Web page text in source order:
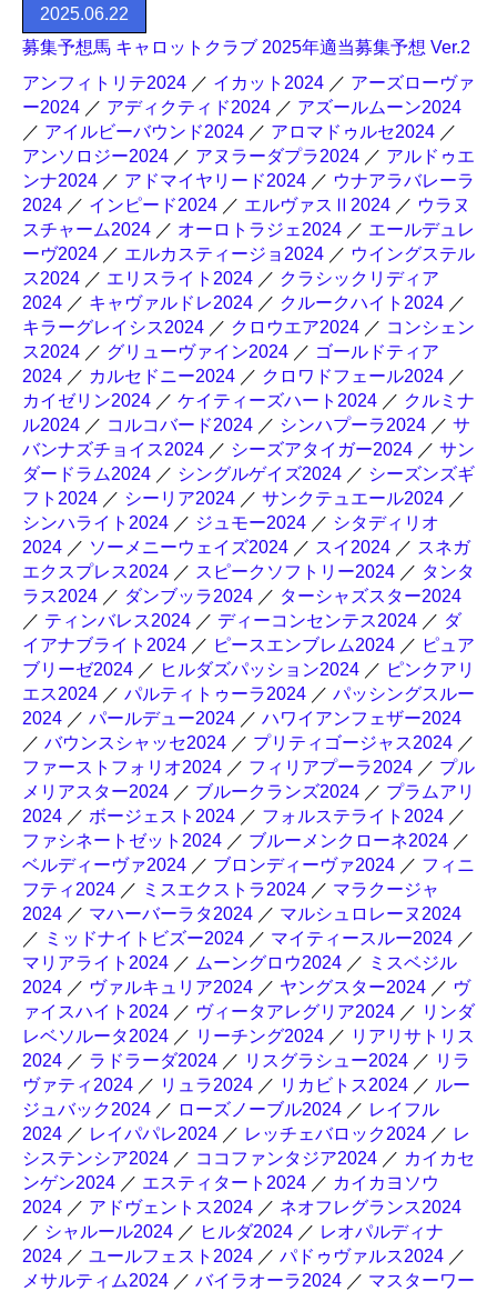
2025.06.22
募集予想馬 キャロットクラブ 2025年適当募集予想 Ver.2
アンフィトリテ2024 ／ イカット2024 ／ アーズローヴァ
ー2024 ／ アディクティド2024 ／ アズールムーン2024
／ アイルビーバウンド2024 ／ アロマドゥルセ2024 ／
アンソロジー2024 ／ アヌラーダプラ2024 ／ アルドゥエ
ンナ2024 ／ アドマイヤリード2024 ／ ウナアラバレーラ
2024 ／ インピード2024 ／ エルヴァスⅡ2024 ／ ウラヌ
スチャーム2024 ／ オーロトラジェ2024 ／ エールデュレ
ーヴ2024 ／ エルカスティージョ2024 ／ ウイングステル
ス2024 ／ エリスライト2024 ／ クラシックリディア
2024 ／ キャヴァルドレ2024 ／ クルークハイト2024 ／
キラーグレイシス2024 ／ クロウエア2024 ／ コンシェン
ス2024 ／ グリューヴァイン2024 ／ ゴールドティア
2024 ／ カルセドニー2024 ／ クロワドフェール2024 ／
カイゼリン2024 ／ ケイティーズハート2024 ／ クルミナ
ル2024 ／ コルコバード2024 ／ シンハプーラ2024 ／ サ
バンナズチョイス2024 ／ シーズアタイガー2024 ／ サン
ダードラム2024 ／ シングルゲイズ2024 ／ シーズンズギ
フト2024 ／ シーリア2024 ／ サンクテュエール2024 ／
シンハライト2024 ／ ジュモー2024 ／ シタディリオ
2024 ／ ソーメニーウェイズ2024 ／ スイ2024 ／ スネガ
エクスプレス2024 ／ スピークソフトリー2024 ／ タンタ
ラス2024 ／ ダンブッラ2024 ／ ターシャズスター2024
／ ティンバレス2024 ／ ディーコンセンテス2024 ／ ダ
イアナブライト2024 ／ ピースエンブレム2024 ／ ピュア
ブリーゼ2024 ／ ヒルダズパッション2024 ／ ピンクアリ
エス2024 ／ パルティトゥーラ2024 ／ パッシングスルー
2024 ／ パールデュー2024 ／ ハワイアンフェザー2024
／ バウンスシャッセ2024 ／ プリティゴージャス2024 ／
ファーストフォリオ2024 ／ フィリアプーラ2024 ／ プル
メリアスター2024 ／ ブルークランズ2024 ／ プラムアリ
2024 ／ ボージェスト2024 ／ フォルステライト2024 ／
ファシネートゼット2024 ／ ブルーメンクローネ2024 ／
ベルディーヴァ2024 ／ ブロンディーヴァ2024 ／ フィニ
フティ2024 ／ ミスエクストラ2024 ／ マラクージャ
2024 ／ マハーバーラタ2024 ／ マルシュロレーヌ2024
／ ミッドナイトビズー2024 ／ マイティースルー2024 ／
マリアライト2024 ／ ムーングロウ2024 ／ ミスベジル
2024 ／ ヴァルキュリア2024 ／ ヤングスター2024 ／ ヴ
ァイスハイト2024 ／ ヴィータアレグリア2024 ／ リンダ
レベソルータ2024 ／ リーチング2024 ／ リアリサトリス
2024 ／ ラドラーダ2024 ／ リスグラシュー2024 ／ リラ
ヴァティ2024 ／ リュラ2024 ／ リカビトス2024 ／ ルー
ジュバック2024 ／ ローズノーブル2024 ／ レイフル
2024 ／ レイパパレ2024 ／ レッチェバロック2024 ／ レ
システンシア2024 ／ ココファンタジア2024 ／ カイカセ
ンゲン2024 ／ エスティタート2024 ／ カイカヨソウ
2024 ／ アドヴェントス2024 ／ ネオフレグランス2024
／ シャルール2024 ／ ヒルダ2024 ／ レオパルディナ
2024 ／ ユールフェスト2024 ／ パドゥヴァルス2024 ／
メサルティム2024 ／ バイラオーラ2024 ／ マスターワー